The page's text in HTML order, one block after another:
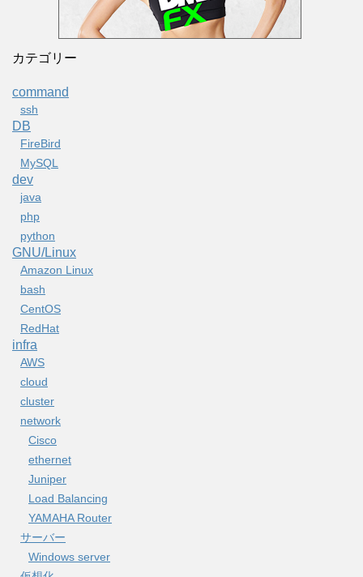
カテゴリー
command
ssh
DB
FireBird
MySQL
dev
java
php
python
GNU/Linux
Amazon Linux
bash
CentOS
RedHat
infra
AWS
cloud
cluster
network
Cisco
ethernet
Juniper
Load Balancing
YAMAHA Router
サーバー
Windows server